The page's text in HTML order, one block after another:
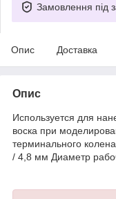
Замовлення під
Опис Доставка
Опис
Используется для
воска при
терминального
/ 4,8 мм Диаметр